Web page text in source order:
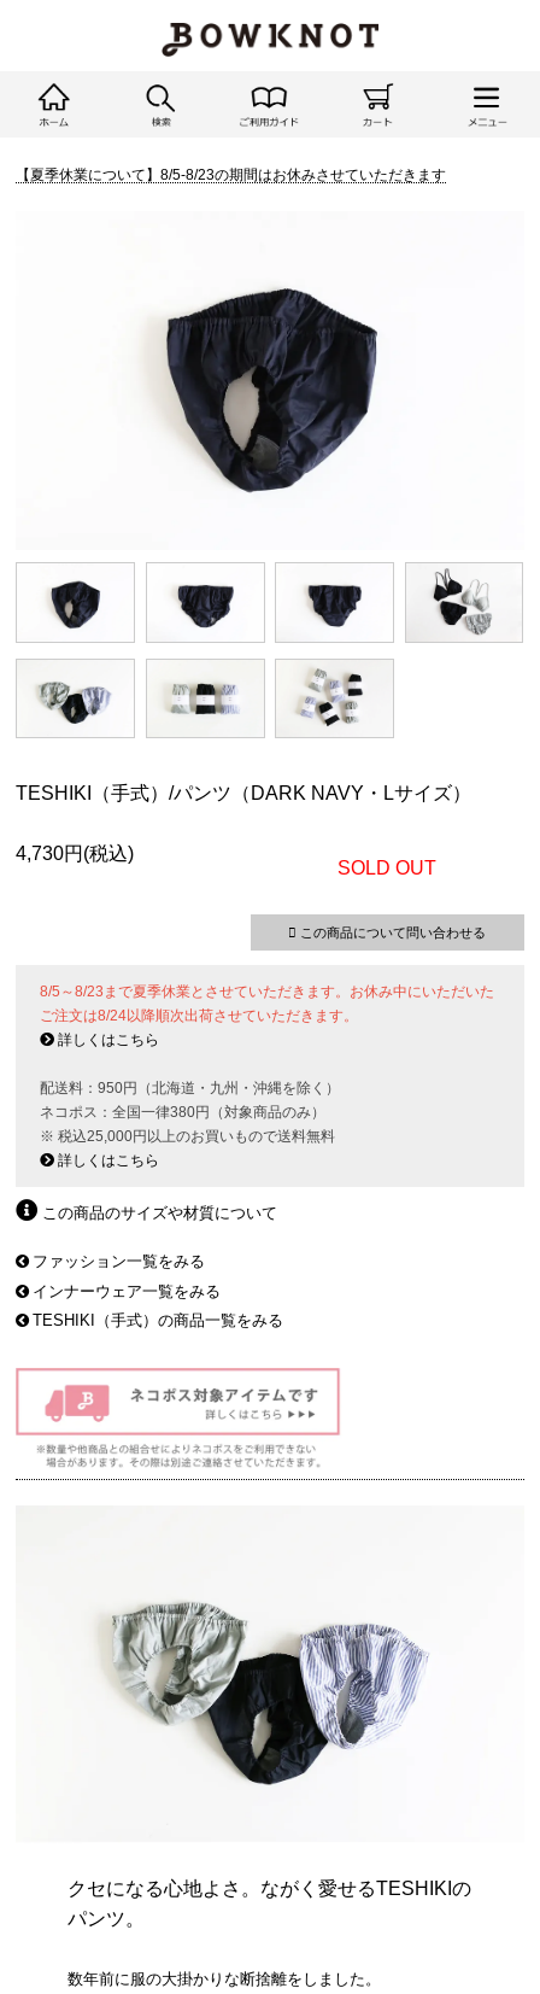
【夏季休業について】8/5-8/23の期間はお休みさせていただきます
TESHIKI（手式）/パンツ（DARK NAVY・Lサイズ）
4,730円(税込)
SOLD OUT
この商品について問い合わせる
8/5～8/23まで夏季休業とさせていただきます。お休み中にいただいた
ご注文は8/24以降順次出荷させていただきます。
詳しくはこちら
配送料：950円（北海道・九州・沖縄を除く）
ネコポス：全国一律380円（対象商品のみ）
※ 税込25,000円以上のお買いもので送料無料
詳しくはこちら
この商品のサイズや材質について
ファッション一覧をみる
インナーウェア一覧をみる
TESHIKI（手式）の商品一覧をみる
クセになる心地よさ。ながく愛せるTESHIKIの
パンツ。
数年前に服の大掛かりな断捨離をしました。